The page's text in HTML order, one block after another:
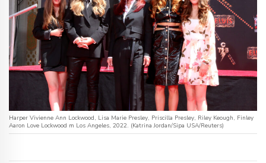
Harper Vivienne Ann Lockwood, Lisa Marie Presley, Priscilla Presley, Riley Keough, Finley
Aaron Love Lockwood m Los Angeles, 2022. (Katrina Jordan/Sipa USA/Reuters)